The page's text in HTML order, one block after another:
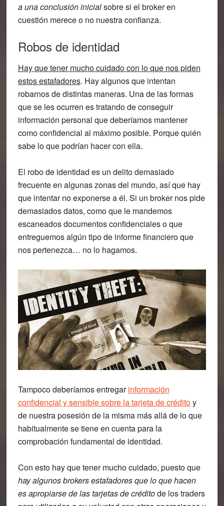
a una conclusión inicialsobre si el broker en
cuestión merece o no nuestra confianza.
Robos de identidad
Hay que tener mucho cuidado con lo que nos piden
estos estafadores. Hay algunos que intentan
robarnos de distintas maneras. Una de las formas
que se les ocurren es tratando de conseguir
información personal que deberíamos mantener
como confidencial al máximo posible. Porque quién
sabe lo que podrían hacer con ella.
El robo de identidad es un delito demasiado
frecuente en algunas zonas del mundo, así que hay
que intentar no exponerse a él. Si un broker nos pide
demasiados datos, como que le mandemos
escaneados documentos confidenciales o que
entreguemos algún tipo de informe financiero que
nos pertenezca… no lo hagamos.
Tampoco deberíamos entregarinformación
confidencial y sensible sobre la tarjeta de créditoy
de nuestra posesión de la misma más allá de lo que
habitualmente se tiene en cuenta para la
comprobación fundamental de identidad.
Con esto hay que tener mucho cuidado, puesto que
hay algunos brokers estafadores que lo que hacen
es apropiarse de las tarjetas de créditode los traders